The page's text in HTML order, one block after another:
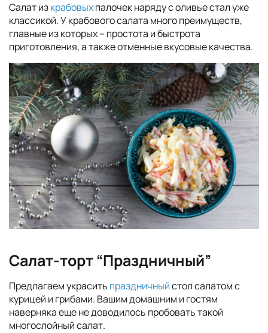
Салат изкрабовыхпалочек наряду с оливье стал уже
классикой. У крабового салата много преимуществ,
главные из которых – простота и быстрота
приготовления, а также отменные вкусовые качества.
Салат-торт “Праздничный”
Предлагаем украсить праздничныйстол салатом с
курицей и грибами. Вашим домашним и гостям
наверняка еще не доводилось пробовать такой
многослойный салат.